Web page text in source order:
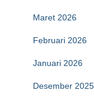
Maret 2026
Februari 2026
Januari 2026
Desember 2025